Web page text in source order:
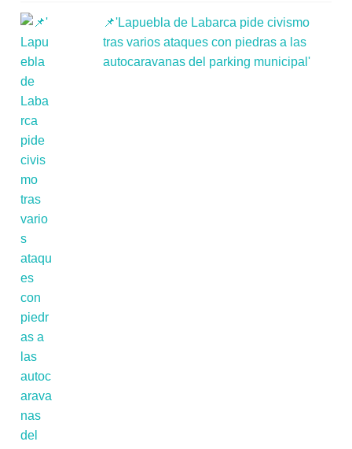
📌'Lapuebla de Labarca pide civismo
tras varios ataques con piedras a las
autocaravanas del parking municipal'